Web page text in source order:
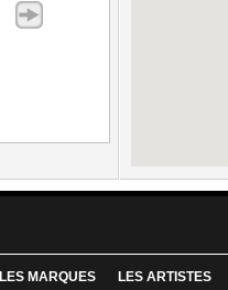
LES MARQUES LES ARTISTES